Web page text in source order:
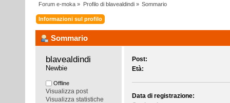
Forum e-moka » Profilo di blavealdindi» Sommario
Informazioni sul profilo
Sommario
blavealdindi
Newbie
Offline
Visualizza post
Visualizza statistiche
Post:
Età:
Data di registrazione: